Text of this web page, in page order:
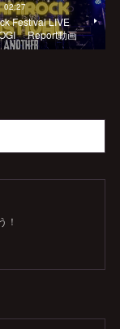
02:27
Festival LIVE
Report動画
！